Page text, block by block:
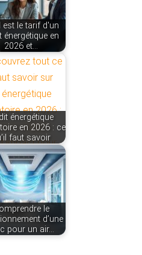
est le tarif d'un
énergétique en
2026 et…
énergétique
en 2026 : ce
faut savoir
le
d’une
pour un air…